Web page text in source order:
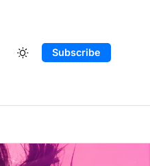
Subscribe